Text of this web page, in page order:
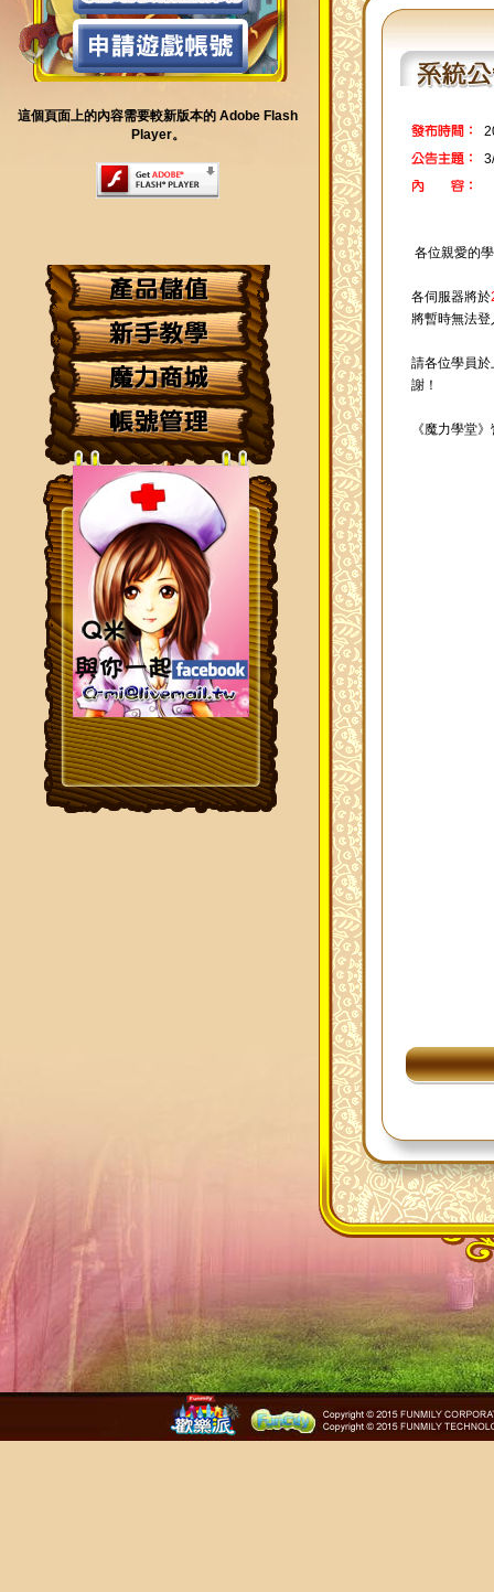
這個頁面上的內容需要較新版本的 Adobe Flash
Player。
各位親愛的
各伺服器將於
將暫時無法
請各位學員
謝！
《魔力學堂